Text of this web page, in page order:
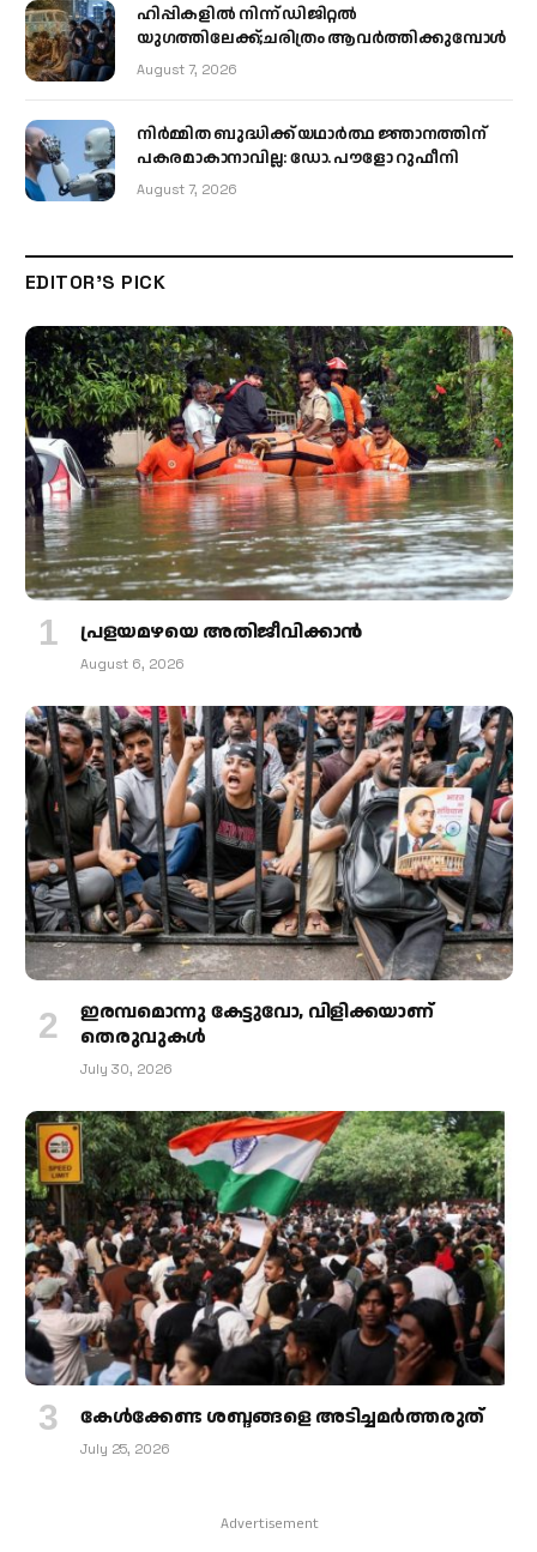
ഹിപ്പികളില്‍ നിന്ന് ഡിജിറ്റല്‍
യുഗത്തിലേക്ക്;ചരിത്രം ആവര്‍ത്തിക്കുമ്പോള്‍
August 7, 2026
നിർമ്മിത ബുദ്ധിക്ക് യഥാർത്ഥ ജ്ഞാനത്തിന്
പകരമാകാനാവില്ല: ഡോ. പൗളോ റുഫീനി
August 7, 2026
EDITOR'S PICK
പ്രളയമഴയെ അതിജീവിക്കാന്‍
August 6, 2026
ഇരമ്പമൊന്നു കേട്ടുവോ, വിളിക്കയാണ്
തെരുവുകള്‍
July 30, 2026
കേള്‍ക്കേണ്ട ശബ്ദങ്ങളെ അടിച്ചമര്‍ത്തരുത്
July 25, 2026
Advertisement